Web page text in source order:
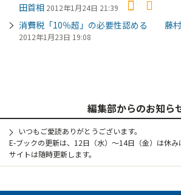
田首相 2012年1月24日 21:39
消費税「10％超」の必要性認める 藤
2012年1月23日 19:08
編集部からのお知ら
いつもご愛読ありがとうございます。
E-ブックの更新は、12日（水）～14日（金）は休み
サイトは随時更新します。